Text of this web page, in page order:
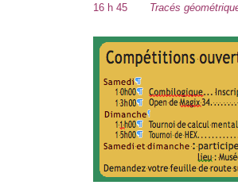
16 h 45 Tracés